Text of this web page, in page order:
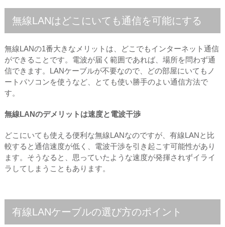
無線LANはどこにいても通信を可能にする
無線LANの1番大きなメリットは、どこでもインターネット通信
ができることです。電波が届く範囲であれば、場所を問わず通
信できます。LANケーブルが不要なので、どの部屋にいてもノ
ートパソコンを使うなど、とても使い勝手のよい通信方法で
す。
無線LANのデメリットは速度と電波干渉
どこにいても使える便利な無線LANなのですが、有線LANと比
較すると通信速度が低く、電波干渉を引き起こす可能性があり
ます。そうなると、思っていたような速度が発揮されずイライ
ラしてしまうこともあります。
有線LANケーブルの選び方のポイント